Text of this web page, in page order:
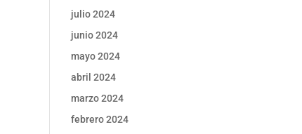
julio 2024
junio 2024
mayo 2024
abril 2024
marzo 2024
febrero 2024